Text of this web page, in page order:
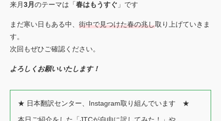
来月3月 のテーマは「春はもうすぐ 」です
まだ寒い日もある中、 街中で見つけた春の兆し取り上げていきま
す。
次回もぜひご確認ください。
よろしくお願いいたします！
★ 日本翻訳センター、Instagram取り組んでいます ★